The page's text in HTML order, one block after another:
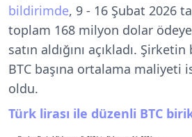
bildirimde, 9 - 16 Şubat 2026
toplam 168 milyon dolar
satın aldığını açıkladı.
BTC başına ortalama maliyeti
oldu.
Türk lirası ile düzenli BTC